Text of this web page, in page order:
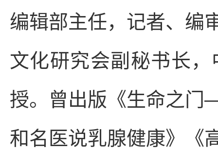
编辑部主任，记者、编
文化研究会副秘书长
授。曾出版《生命之
和名医说乳腺健康》《